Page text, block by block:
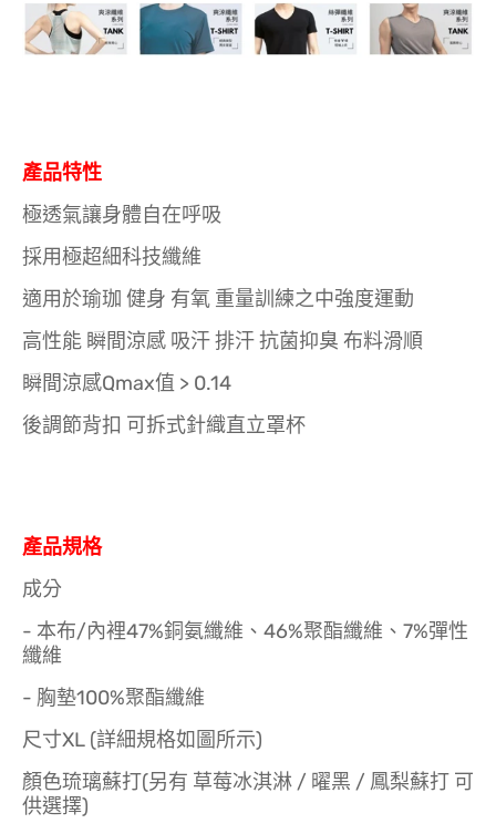
產品特性
極透氣讓身體自在呼吸
採用極超細科技纖維
適用於瑜珈 健身 有氧 重量訓練之中強度運動
高性能 瞬間涼感 吸汗 排汗 抗菌抑臭 布料滑順
瞬間涼感Qmax值 > 0.14
後調節背扣 可拆式針織直立罩杯
產品規格
成分
- 本布/內裡47%銅氨纖維、46%聚酯纖維、7%彈性
纖維
- 胸墊100%聚酯纖維
尺寸XL (詳細規格如圖所示)
顏色琉璃蘇打(另有 草莓冰淇淋 / 曜黑 / 鳳梨蘇打 可
供選擇)